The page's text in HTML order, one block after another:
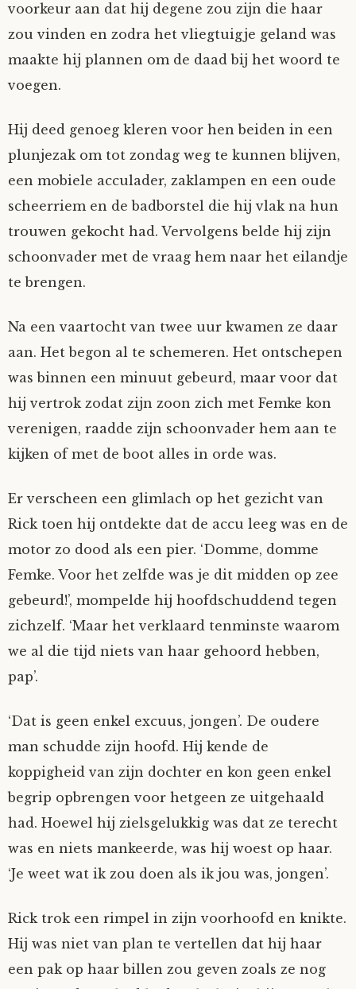
voorkeur aan dat hij degene zou zijn die haar
zou vinden en zodra het vliegtuigje geland was
maakte hij plannen om de daad bij het woord te
voegen.
Hij deed genoeg kleren voor hen beiden in een
plunjezak om tot zondag weg te kunnen blijven,
een mobiele acculader, zaklampen en een oude
scheerriem en de badborstel die hij vlak na hun
trouwen gekocht had. Vervolgens belde hij zijn
schoonvader met de vraag hem naar het eilandje
te brengen.
Na een vaartocht van twee uur kwamen ze daar
aan. Het begon al te schemeren. Het ontschepen
was binnen een minuut gebeurd, maar voor dat
hij vertrok zodat zijn zoon zich met Femke kon
verenigen, raadde zijn schoonvader hem aan te
kijken of met de boot alles in orde was.
Er verscheen een glimlach op het gezicht van
Rick toen hij ontdekte dat de accu leeg was en de
motor zo dood als een pier. ‘Domme, domme
Femke. Voor het zelfde was je dit midden op zee
gebeurd!’, mompelde hij hoofdschuddend tegen
zichzelf. ‘Maar het verklaard tenminste waarom
we al die tijd niets van haar gehoord hebben,
pap’.
‘Dat is geen enkel excuus, jongen’. De oudere
man schudde zijn hoofd. Hij kende de
koppigheid van zijn dochter en kon geen enkel
begrip opbrengen voor hetgeen ze uitgehaald
had. Hoewel hij zielsgelukkig was dat ze terecht
was en niets mankeerde, was hij woest op haar.
‘Je weet wat ik zou doen als ik jou was, jongen’.
Rick trok een rimpel in zijn voorhoofd en knikte.
Hij was niet van plan te vertellen dat hij haar
een pak op haar billen zou geven zoals ze nog